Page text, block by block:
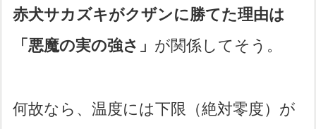
赤犬サカズキがクザンに勝てた理由は
「悪魔の実の強さ」 が関係してそう。
何故なら、温度には下限（絶対零度）が